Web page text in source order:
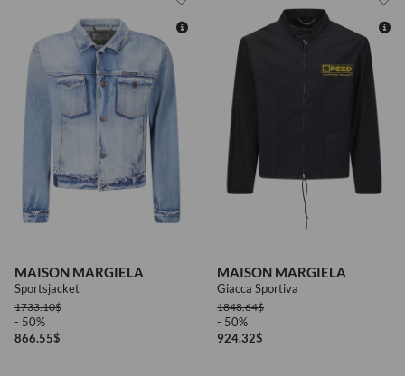
MAISON MARGIELA
Sportsjacket
1733.10$
- 50%
866.55$
MAISON MARGIELA
Giacca Sportiva
1848.64$
- 50%
924.32$